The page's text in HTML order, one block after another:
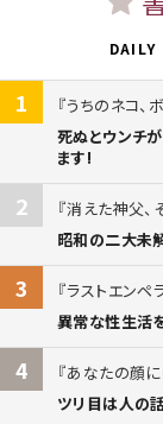
DAILY
1
うちのネコ、
死ぬとウンチ
ます!
2
消えた神父、
昭和の二大未
3
ラストエンペ
異常な性生活
4
あなたの顔
ツリ目は人の